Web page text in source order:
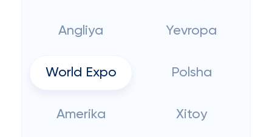
Angliya Yevropa
World Expo Polsha
Amerika Xitoy